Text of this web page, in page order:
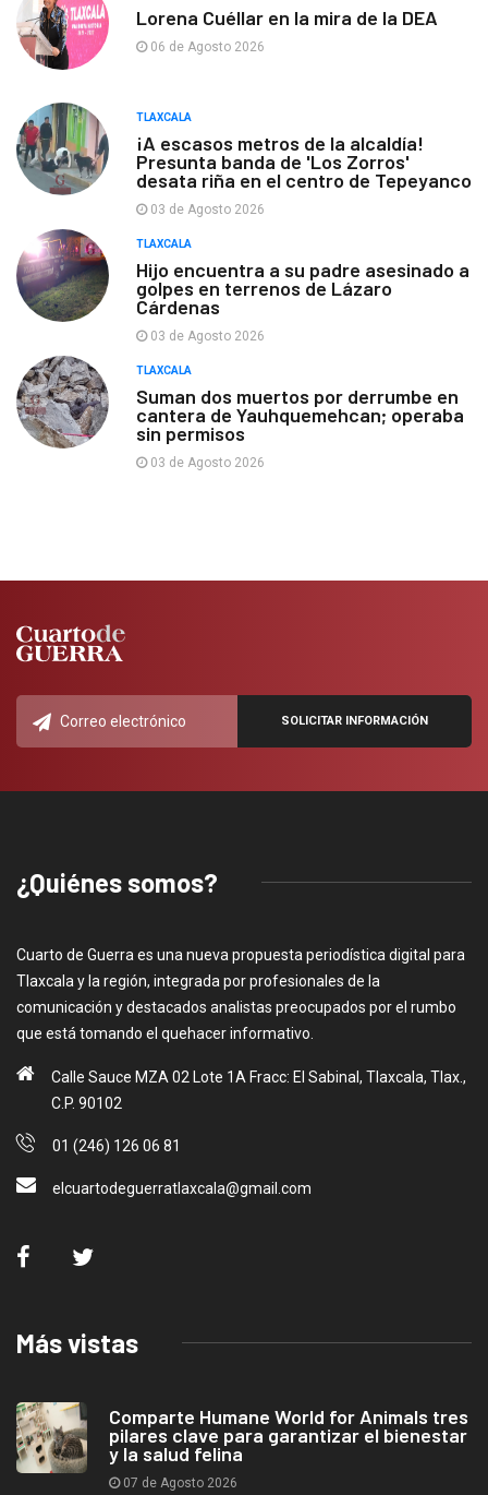
Lorena Cuéllar en la mira de la DEA
06 de Agosto 2026
TLAXCALA
¡A escasos metros de la alcaldía!
Presunta banda de 'Los Zorros'
desata riña en el centro de Tepeyanco
03 de Agosto 2026
TLAXCALA
Hijo encuentra a su padre asesinado a
golpes en terrenos de Lázaro
Cárdenas
03 de Agosto 2026
TLAXCALA
Suman dos muertos por derrumbe en
cantera de Yauhquemehcan; operaba
sin permisos
03 de Agosto 2026
¿Quiénes somos?
Cuarto de Guerra es una nueva propuesta periodística digital para
Tlaxcala y la región, integrada por profesionales de la
comunicación y destacados analistas preocupados por el rumbo
que está tomando el quehacer informativo.
Calle Sauce MZA 02 Lote 1A Fracc: El Sabinal, Tlaxcala, Tlax.,
C.P. 90102
01 (246) 126 06 81
elcuartodeguerratlaxcala@gmail.com
Más vistas
Comparte Humane World for Animals tres
pilares clave para garantizar el bienestar
y la salud felina
07 de Agosto 2026